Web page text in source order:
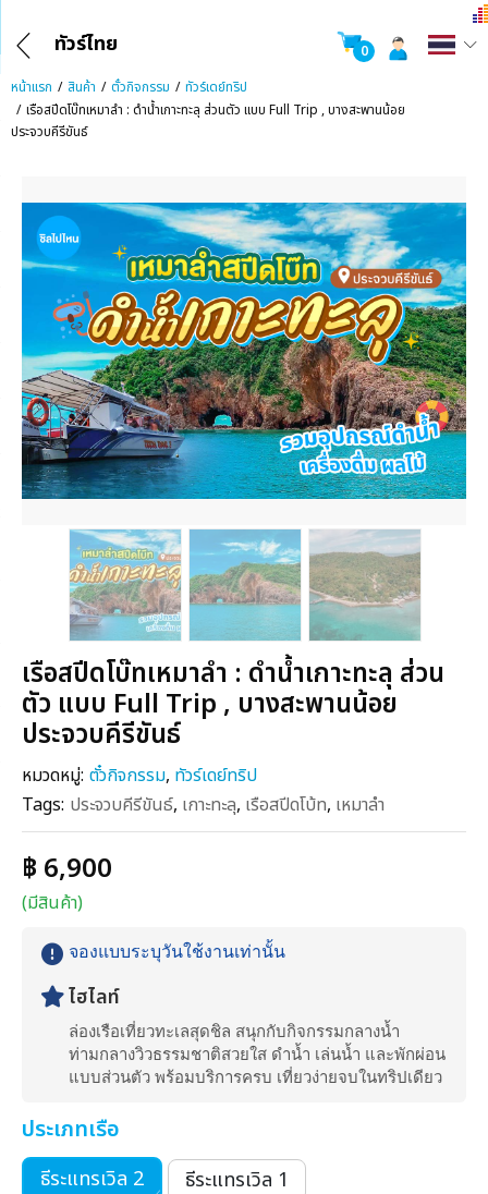
ทัวร์ไทย
0
หน้าแรก
สินค้า ตั๋วกิจกรรม
ทัวร์เดย์ทริป
เรือสปีดโบ๊ทเหมาลำ : ดำน้ำเกาะทะลุ ส่วนตัว แบบ Full Trip , บางสะพานน้อย
ประจวบคีรีขันธ์
เรือสปีดโบ๊ทเหมาลำ : ดำน้ำเกาะทะลุ ส่วน
ตัว แบบ Full Trip , บางสะพานน้อย
ประจวบคีรีขันธ์
หมวดหมู่: ตั๋วกิจกรรม, ทัวร์เดย์ทริป
Tags: ประจวบคีรีขันธ์, เกาะทะลุ, เรือสปีดโบ้ท, เหมาลำ
฿ 6,900
(มีสินค้า)
จองแบบระบุวันใช้งานเท่านั้น
ไฮไลท์
ล่องเรือเที่ยวทะเลสุดชิล สนุกกับกิจกรรมกลางน้ำ
ท่ามกลางวิวธรรมชาติสวยใส ดำน้ำ เล่นน้ำ และพักผ่อน
แบบส่วนตัว พร้อมบริการครบ เที่ยวง่ายจบในทริปเดียว
ประเภทเรือ
ธีระแทรเวิล 2 ธีระแทรเวิล 1